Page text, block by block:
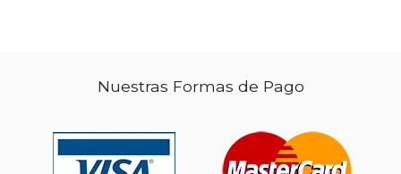
$ 143.41
Nuestras Formas de Pago